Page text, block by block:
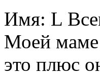
Имя: L
Моей маме
это плюс